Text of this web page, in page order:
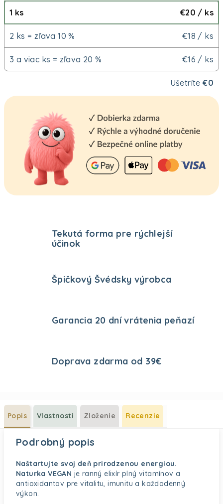
1 ks €20 / ks
2 ks = zľava 10 % €18 / ks
3 a viac ks = zľava 20 % €16 / ks
Ušetríte€0
Tekutá forma pre rýchlejší
účinok
Špičkový Švédsky výrobca
Garancia 20 dní vrátenia peňazí
Doprava zdarma od 39€
Popis Vlastnosti Zloženie Recenzie
Podrobný popis
Naštartujte svoj deň prirodzenou energiou.
Naturka VEGAN je ranný elixír plný vitamínov a
antioxidantov pre vitalitu, imunitu a každodenný
výkon.